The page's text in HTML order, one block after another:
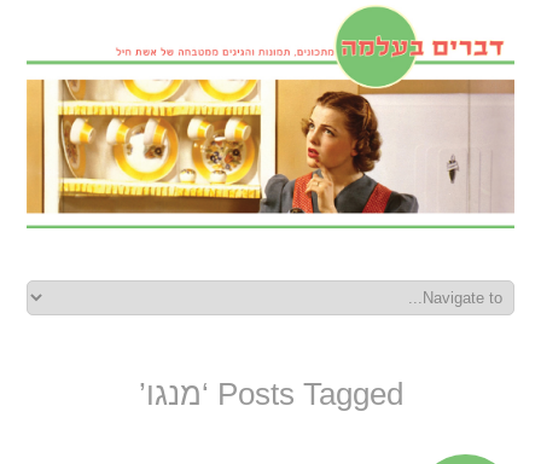
Posts Tagged ‘מנגו’